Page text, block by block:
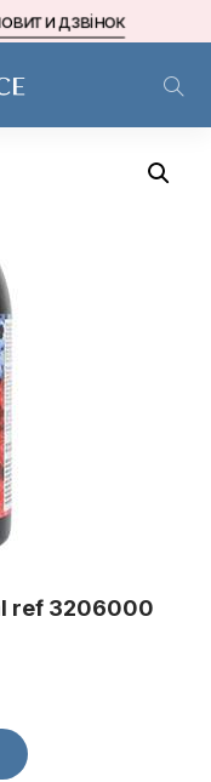
дзвінок
ref 3206000
ref 3206000